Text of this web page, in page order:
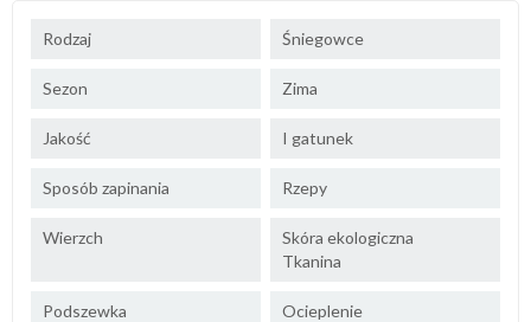
Rodzaj Śniegowce
Sezon Zima
Jakość I gatunek
Sposób zapinania Rzepy
Wierzch
Skóra ekologiczna
Tkanina
Podszewka Ocieplenie